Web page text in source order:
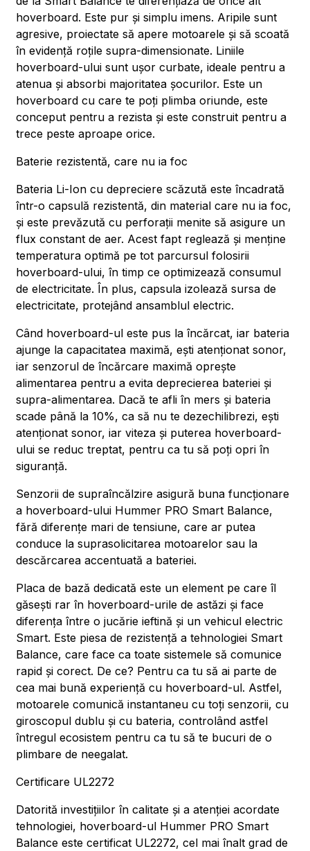
hoverboard. Este pur și simplu imens. Aripile sunt
agresive, proiectate să apere motoarele și să scoată
în evidență roțile supra-dimensionate. Liniile
hoverboard-ului sunt ușor curbate, ideale pentru a
atenua și absorbi majoritatea șocurilor. Este un
hoverboard cu care te poți plimba oriunde, este
conceput pentru a rezista și este construit pentru a
trece peste aproape orice.
Baterie rezistentă, care nu ia foc
Bateria Li-Ion cu depreciere scăzută este încadrată
într-o capsulă rezistentă, din material care nu ia foc,
și este prevăzută cu perforații menite să asigure un
flux constant de aer. Acest fapt reglează și menține
temperatura optimă pe tot parcursul folosirii
hoverboard-ului, în timp ce optimizează consumul
de electricitate. În plus, capsula izolează sursa de
electricitate, protejând ansamblul electric.
Când hoverboard-ul este pus la încărcat, iar bateria
ajunge la capacitatea maximă, ești atenționat sonor,
iar senzorul de încărcare maximă oprește
alimentarea pentru a evita deprecierea bateriei și
supra-alimentarea. Dacă te afli în mers și bateria
scade până la 10%, ca să nu te dezechilibrezi, ești
atenționat sonor, iar viteza și puterea hoverboard-
ului se reduc treptat, pentru ca tu să poți opri în
siguranță.
Senzorii de supraîncălzire asigură buna funcționare
a hoverboard-ului Hummer PRO Smart Balance,
fără diferențe mari de tensiune, care ar putea
conduce la suprasolicitarea motoarelor sau la
descărcarea accentuată a bateriei.
Placa de bază dedicată este un element pe care îl
găsești rar în hoverboard-urile de astăzi și face
diferența între o jucărie ieftină și un vehicul electric
Smart. Este piesa de rezistență a tehnologiei Smart
Balance, care face ca toate sistemele să comunice
rapid și corect. De ce? Pentru ca tu să ai parte de
cea mai bună experiență cu hoverboard-ul. Astfel,
motoarele comunică instantaneu cu toți senzorii, cu
giroscopul dublu și cu bateria, controlând astfel
întregul ecosistem pentru ca tu să te bucuri de o
plimbare de neegalat.
Certificare UL2272
Datorită investițiilor în calitate și a atenției acordate
tehnologiei, hoverboard-ul Hummer PRO Smart
Balance este certificat UL2272, cel mai înalt grad de